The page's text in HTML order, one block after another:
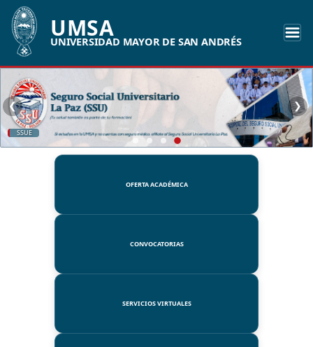
UMSA
UNIVERSIDAD MAYOR DE SAN ANDRÉS
SSUE
❮ ❯
OFERTA ACADÉMICA
CONVOCATORIAS
SERVICIOS VIRTUALES